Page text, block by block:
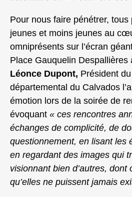
Pour nous faire pénétrer, tous
jeunes et moins jeunes au
omniprésents sur l’écran
Place Gauquelin Despallières
Léonce Dupont, Président
départemental du Calvados
émotion lors de la soirée de
évoquant « ces rencontres
échanges de complicité, de
questionnement, en lisant les
en regardant des images qui
visionnant bien d’autres, dont
qu’elles ne puissent jamais